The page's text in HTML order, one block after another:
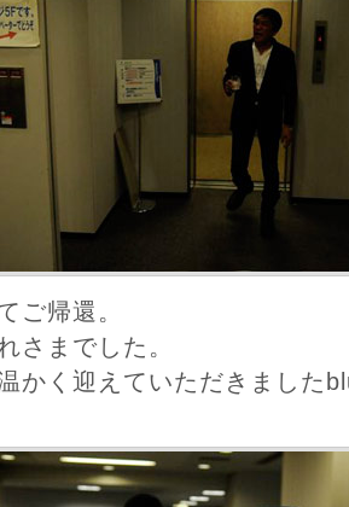
ご帰還。
さまでした。
かく迎えていただきました